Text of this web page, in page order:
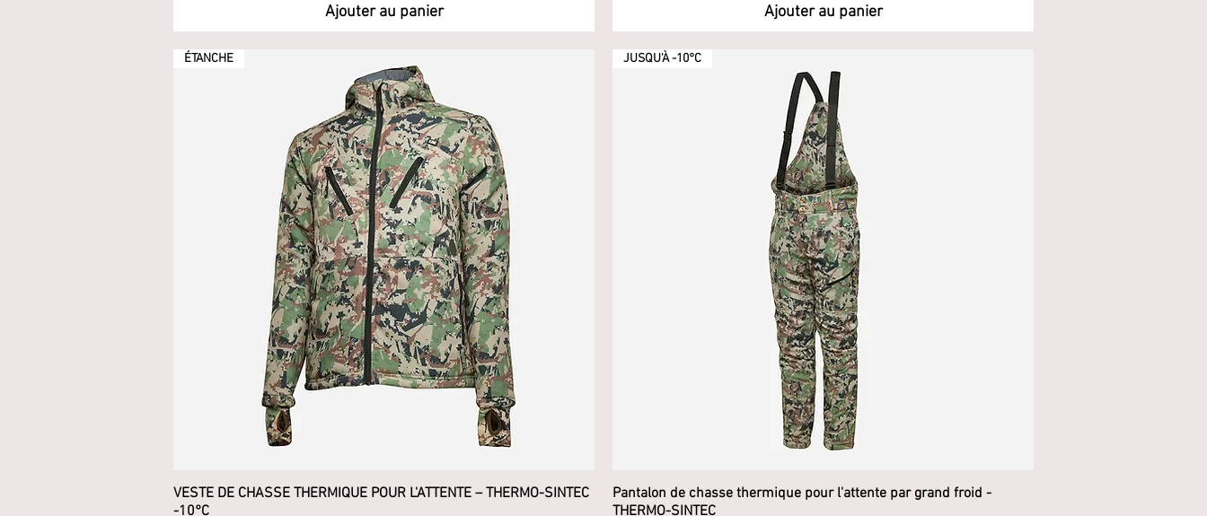
Ajouter au panier Ajouter au panier
Aperçu rapide
ÉTANCHE
VESTE DE CHASSE THERMIQUE POUR L'ATTENTE – THERMO-SINTEC
-10°C
Aperçu rapide
JUSQU'À -10°C
Pantalon de chasse thermique pour l'attente par grand froid -
THERMO-SINTEC